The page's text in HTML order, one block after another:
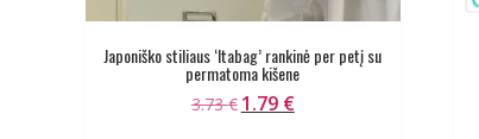
Japoniško stiliaus ‘Itabag’ rankinė per petį su
permatoma kišene
3.73€ Original
1.79 €Current